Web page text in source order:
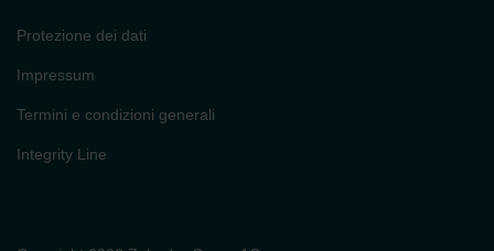
Protezione dei dati
Impressum
Termini e condizioni generali
Integrity Line